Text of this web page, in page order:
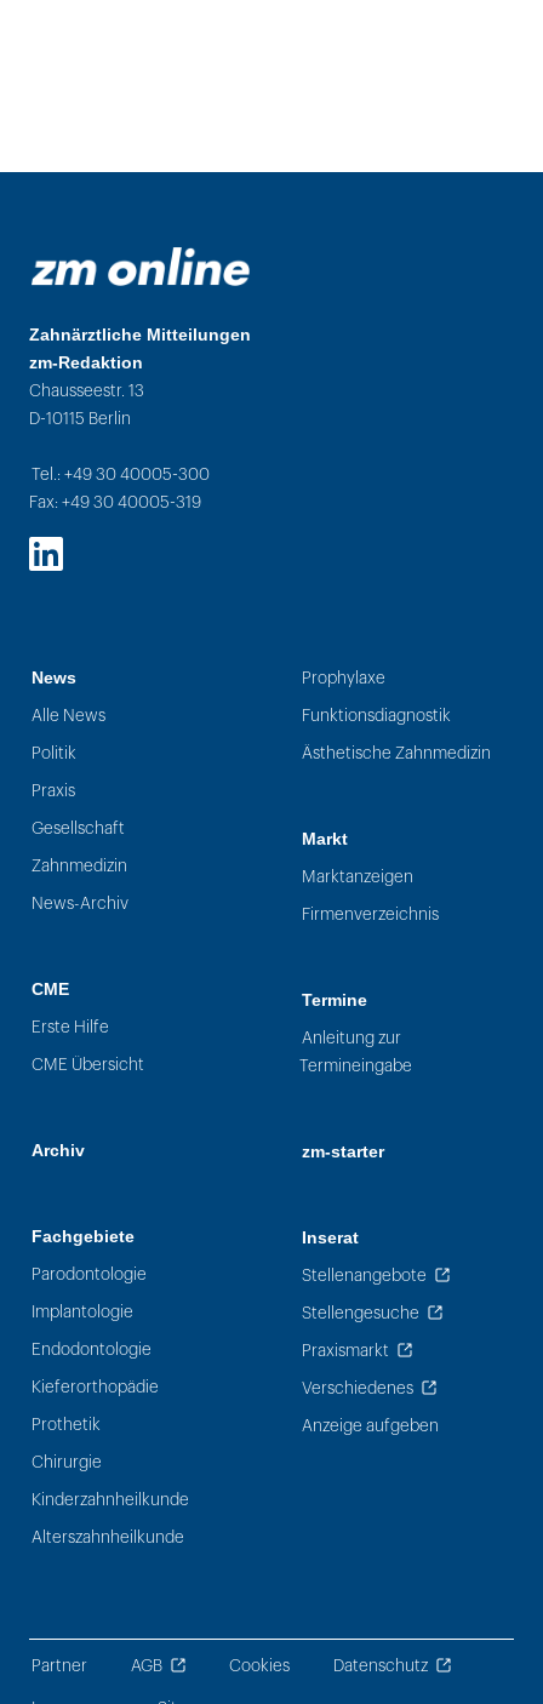
Zahnärztliche Mitteilungen
zm-Redaktion
Chausseestr. 13
D-10115 Berlin
Tel.: +49 30 40005-300
Fax: +49 30 40005-319
LinkedIn
News
Alle News
Politik
Praxis
Gesellschaft
Zahnmedizin
News-Archiv
CME
Erste Hilfe
CME Übersicht
Archiv
Fachgebiete
Parodontologie
Implantologie
Endodontologie
Kieferorthopädie
Prothetik
Chirurgie
Kinderzahnheilkunde
Alterszahnheilkunde
Prophylaxe
Funktionsdiagnostik
Ästhetische Zahnmedizin
Markt
Marktanzeigen
Firmenverzeichnis
Termine
Anleitung zur
Termineingabe
zm-starter
Inserat
Stellenangebote
Stellengesuche
Praxismarkt
Verschiedenes
Anzeige aufgeben
Partner AGB Cookies Datenschutz